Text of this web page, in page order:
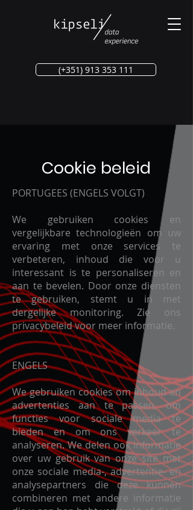
(+351) 913 353 111
Cookie beleid
PORTUGEES (ENGELS VOLGT)
We gebruiken cookies en
vergelijkbare technologieën om uw
ervaring met onze services te
verbeteren, inhoud die voor u
interessant is te personaliseren en
aan te bevelen. Door onze diensten
te gebruiken, stemt u in met
dergelijke monitoring. Zie ons
privacybeleid voor meer informatie.
ENGELS
We gebruiken cookies om inhoud en
advertenties aan te passen, om
functies voor sociale media te
bieden en om ons verkeer te
analyseren. We delen ook informatie
over uw gebruik van onze site met
onze sociale media-, advertentie- en
analysepartners die deze kunnen
combineren met andere informatie